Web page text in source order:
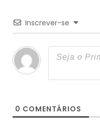
Inscrever-se
0 COMENTÁRIOS